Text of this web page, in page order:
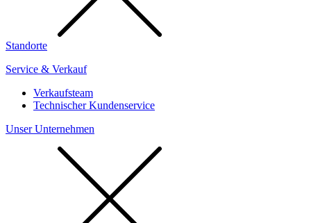
Standorte
Service & Verkauf
Verkaufsteam
Technischer Kundenservice
Unser Unternehmen